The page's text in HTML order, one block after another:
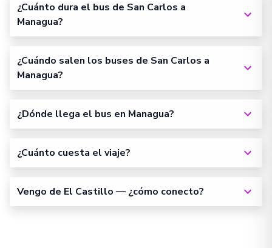
¿Cuánto dura el bus de San Carlos a
Managua?
¿Cuándo salen los buses de San Carlos a
Managua?
¿Dónde llega el bus en Managua?
¿Cuánto cuesta el viaje?
Vengo de El Castillo — ¿cómo conecto?